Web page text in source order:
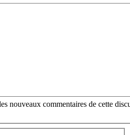
nouveaux commentaires de cette